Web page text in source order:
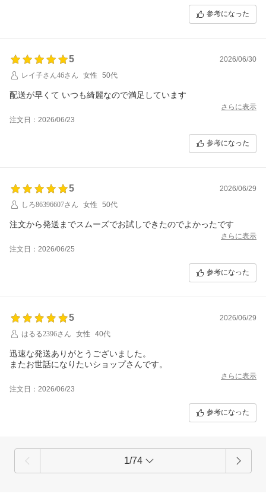
参考になった
5
2026/06/30
レイ子さん46さん
女性 50代
配送が早くて いつも綺麗なので満足しています
さらに表示
注文日：2026/06/23
参考になった
5
2026/06/29
しろ86396607さん
女性 50代
さらに表示
注文日：2026/06/25
参考になった
5
2026/06/29
はるる2396さん
女性 40代
迅速な発送ありがとうございました。
またお世話になりたいショップさんです。
さらに表示
注文日：2026/06/23
参考になった
1/74